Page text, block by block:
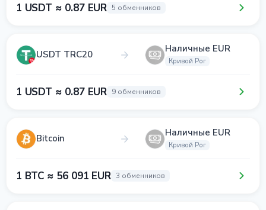
1 USDT ≈ 0.87 EUR 5 обменников
USDT TRC20 Наличные EUR
Кривой Рог
1 USDT ≈ 0.87 EUR 9 обменников
Bitcoin Наличные EUR
Кривой Рог
1 BTC ≈ 56 091 EUR 3 обменников